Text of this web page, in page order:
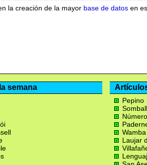
la creación de la mayor base de datos en
semana
Pepino
Wamba
Laujar